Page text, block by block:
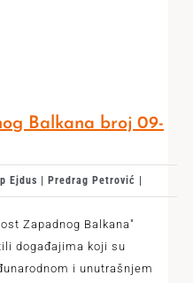
Balkana broj 09-
Ejdus | Predrag Petrović |
Zapadnog Balkana"
događajima koji su
i unutrašnjem